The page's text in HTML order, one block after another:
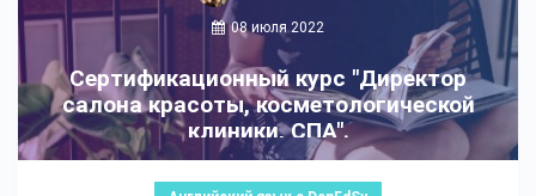
08 июля 2022
Сертификационный курс "Директор
салона красоты, косметологической
клиники, СПА".